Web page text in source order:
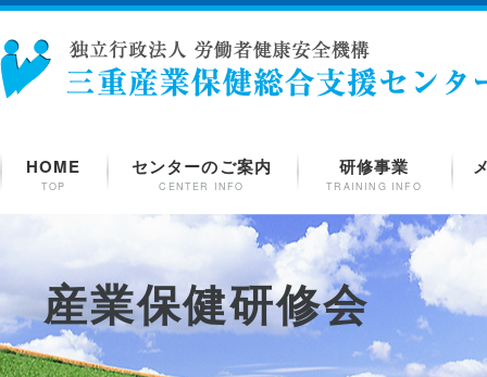
HOME
TOP
センターのご案内
CENTER INFO
研修事業
TRAINING INFO
産業保健研修会